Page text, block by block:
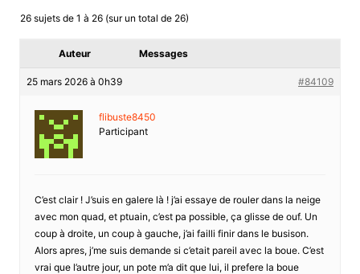
26 sujets de 1 à 26 (sur un total de 26)
Auteur Messages
25 mars 2026 à 0h39 #84109
flibuste8450
Participant
C’est clair ! J’suis en galere là ! j’ai essaye de rouler dans la neige
avec mon quad, et ptuain, c’est pa possible, ça glisse de ouf. Un
coup à droite, un coup à gauche, j’ai failli finir dans le busison.
Alors apres, j’me suis demande si c’etait pareil avec la boue. C’est
vrai que l’autre jour, un pote m’a dit que lui, il prefere la boue